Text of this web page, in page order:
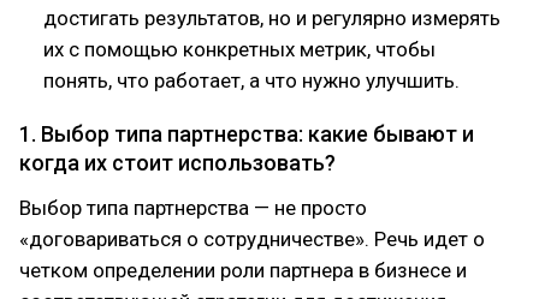
достигать результатов, но и регулярно измерять
их с помощью конкретных метрик, чтобы
понять, что работает, а что нужно улучшить.
1. Выбор типа партнерства: какие бывают и
когда их стоит использовать?
Выбор типа партнерства — не просто
«договариваться о сотрудничестве». Речь идет о
четком определении роли партнера в бизнесе и